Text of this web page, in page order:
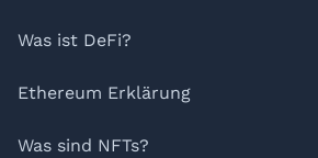
Was ist DeFi?
Ethereum Erklärung
Was sind NFTs?